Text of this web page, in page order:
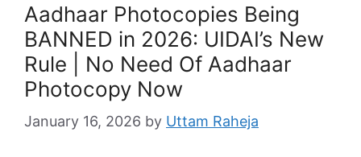
Aadhaar Photocopies Being
BANNED in 2026: UIDAI’s New
Rule | No Need Of Aadhaar
Photocopy Now
January 16, 2026 by Uttam Raheja